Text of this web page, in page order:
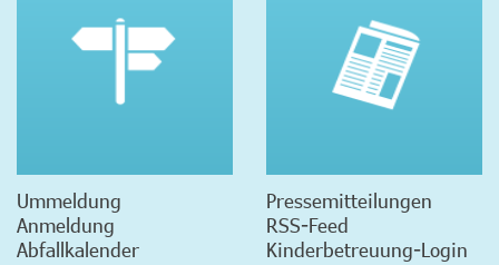
Ummeldung
Anmeldung
Abfallkalender
Pressemitteilungen
RSS-Feed
Kinderbetreuung-Login